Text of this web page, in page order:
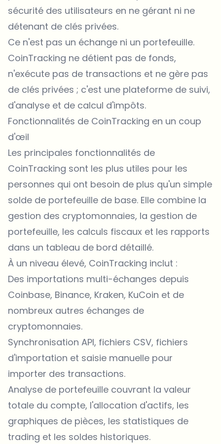
sécurité des utilisateurs en ne gérant ni ne
détenant de clés privées.
Ce n'est pas un échange ni un portefeuille.
CoinTracking ne détient pas de fonds,
n'exécute pas de transactions et ne gère pas
de clés privées ; c'est une plateforme de suivi,
d'analyse et de calcul d'impôts.
Fonctionnalités de CoinTracking en un coup
d'œil
Les principales fonctionnalités de
CoinTracking sont les plus utiles pour les
personnes qui ont besoin de plus qu'un simple
solde de portefeuille de base. Elle combine la
gestion des cryptomonnaies, la gestion de
portefeuille, les calculs fiscaux et les rapports
dans un tableau de bord détaillé.
À un niveau élevé, CoinTracking inclut :
Des importations multi-échanges depuis
Coinbase, Binance, Kraken, KuCoin et de
nombreux autres échanges de
cryptomonnaies.
Synchronisation API, fichiers CSV, fichiers
d'importation et saisie manuelle pour
importer des transactions.
Analyse de portefeuille couvrant la valeur
totale du compte, l'allocation d'actifs, les
graphiques de pièces, les statistiques de
trading et les soldes historiques.